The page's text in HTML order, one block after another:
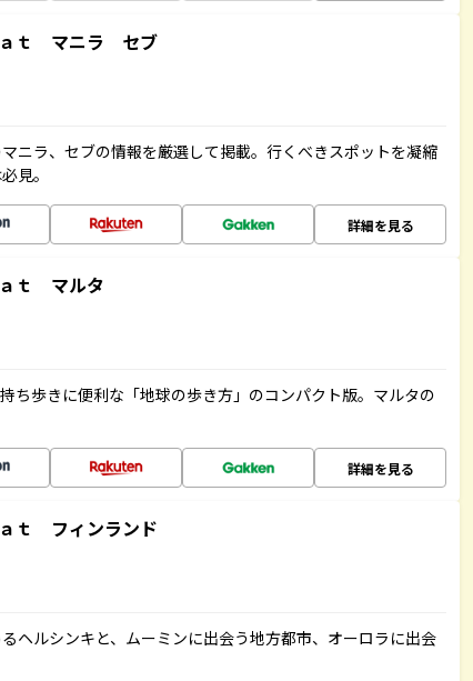
ｔ マニラ セブ
ニラ、セブの情報を厳選して掲載。行くべきスポットを凝縮
見。
詳細を見る
ｔ マルタ
ち歩きに便利な「地球の歩き方」のコンパクト版。マルタの
詳細を見る
ｔ フィンランド
ヘルシンキと、ムーミンに出会う地方都市、オーロラに出会